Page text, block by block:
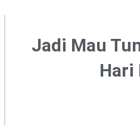
Jadi Mau
Hari